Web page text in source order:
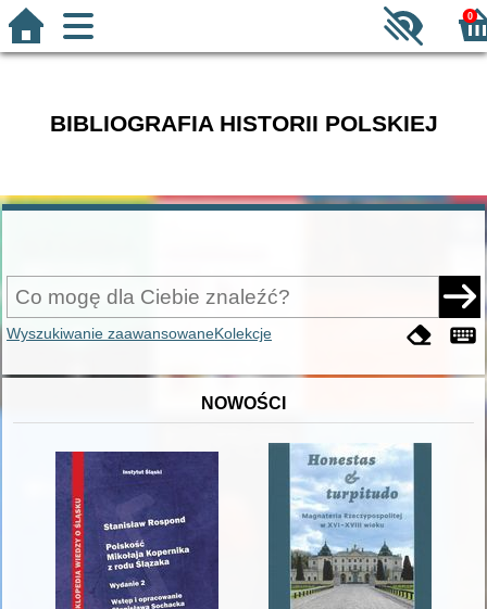
0
BIBLIOGRAFIA HISTORII POLSKIEJ
Wyszukiwanie zaawansowaneKolekcje
NOWOŚCI